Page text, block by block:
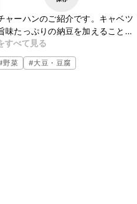
ャーハンのご紹介です。キャベツ
たっぷりの納豆を加えることで
ャーハンが作れますよ。ぜひお試
すべて見る
野菜 #大豆・豆腐